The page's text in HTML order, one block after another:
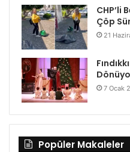
CHP’li
Çöp
21
7 Ocak
Popüler Makaleler